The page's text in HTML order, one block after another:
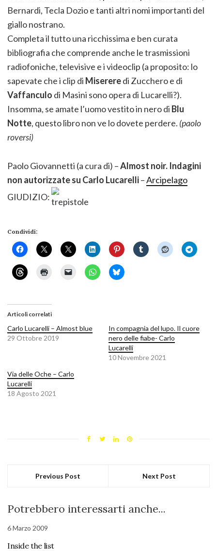
Bernardi, Tecla Dozio e tanti altri nomi importanti del
giallo nostrano.
Completa il tutto una ricchissima e ben curata
bibliografia che comprende anche le trasmissioni
radiofoniche, televisive e i videoclip (a proposito: lo
sapevate che i clip di Misereredi Zucchero e di
Vaffanculo di Masini sono opera di Lucarelli?).
Insomma, se amate l’uomo vestito in nero di Blu
Notte, questo libro non ve lo dovete perdere. (paolo
roversi)
Paolo Giovannetti (a cura di) –Almost noir. Indagini
non autorizzate su Carlo Lucarelli–Arcipelago
GIUDIZIO:
Condividi:
Articoli correlati
Carlo Lucarelli – Almost blue
29 Ottobre 2019
In compagnia del lupo. Il cuore
nero delle fiabe- Carlo
Lucarelli
10 Novembre 2021
Via delle Oche – Carlo
Lucarelli
18 Agosto 2021
Previous Post Next Post
Potrebbero interessarti anche...
6 Marzo 2009
Inside the list